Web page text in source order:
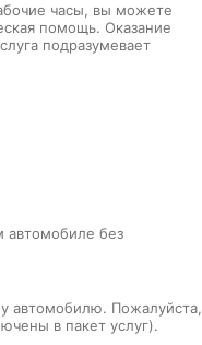
часы, вы можете
помощь. Оказание
подразумевает
автомобиле без
автомобилю. Пожалуйста,
в пакет услуг).